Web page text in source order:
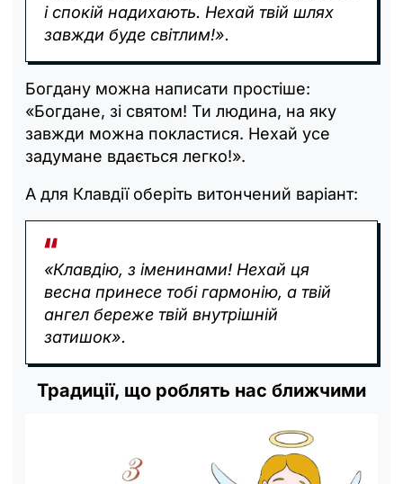
і спокій надихають. Нехай твій шлях
завжди буде світлим!».
Богдану можна написати простіше:
«Богдане, зі святом! Ти людина, на яку
завжди можна покластися. Нехай усе
задумане вдається легко!».
А для Клавдії оберіть витончений варіант:
«Клавдію, з іменинами! Нехай ця
весна принесе тобі гармонію, а твій
ангел береже твій внутрішній
затишок».
Традиції, що роблять нас ближчими